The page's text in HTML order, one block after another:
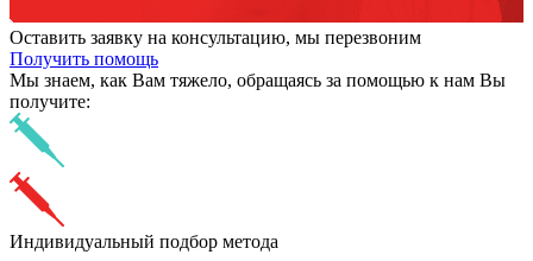
Оставить заявку на консультацию, мы перезвоним
Получить помощь
Мы знаем, как Вам тяжело, обращаясь за помощью к нам Вы
получите:
Индивидуальный подбор метода